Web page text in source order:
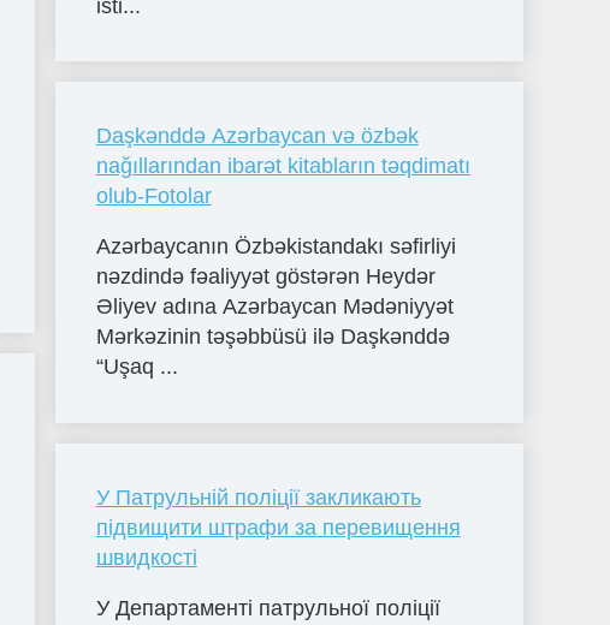
isti...
Daşkənddə Azərbaycan və özbək
nağıllarından ibarət kitabların təqdimatı
olub-Fotolar
Azərbaycanın Özbəkistandakı səfirliyi
nəzdində fəaliyyət göstərən Heydər
Əliyev adına Azərbaycan Mədəniyyət
Mərkəzinin təşəbbüsü ilə Daşkənddə
“Uşaq ...
У Патрульній поліції закликають
підвищити штрафи за перевищення
швидкості
У Департаменті патрульної поліції